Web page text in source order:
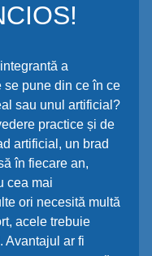
a
se pune din ce în ce
sau unul artificial?
practice și de
artificial, un brad
în fiecare an,
cea mai
ori necesită multă
acele trebuie
Avantajul ar fi